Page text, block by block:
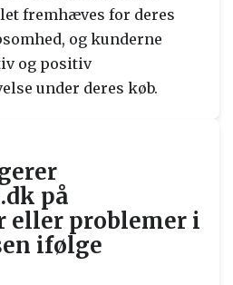
fremhæves for deres
og kunderne
og positiv
under deres køb.
på
eller problemer i
ifølge